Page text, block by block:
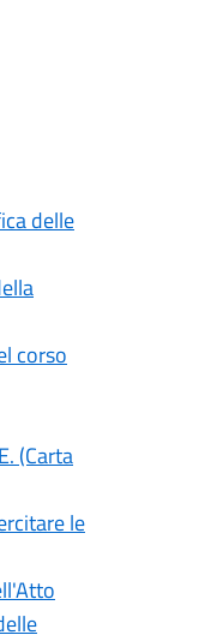
delle
corso
(Carta
le